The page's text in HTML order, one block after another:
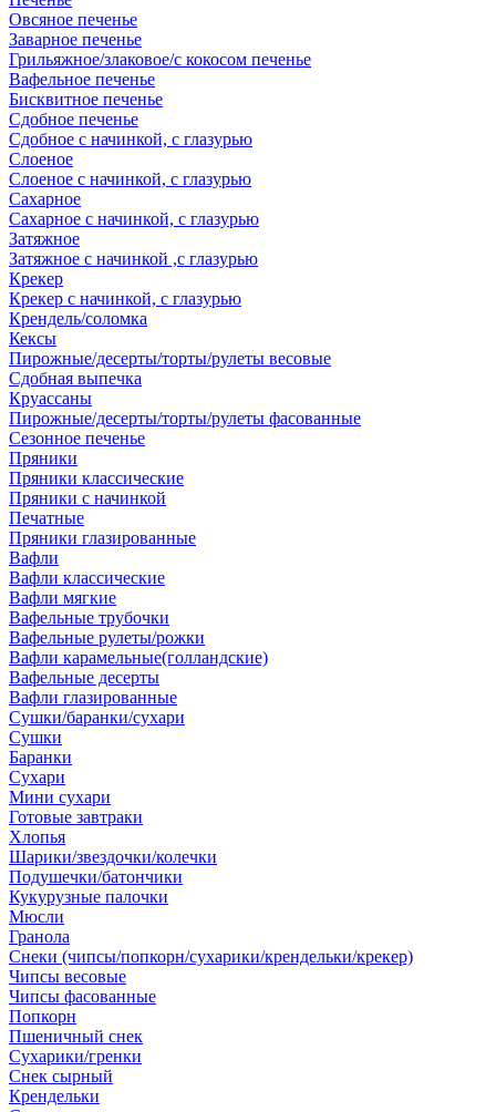
Овсяное печенье
Заварное печенье
Грильяжное/злаковое/с кокосом печенье
Вафельное печенье
Бисквитное печенье
Сдобное печенье
Сдобное с начинкой, с глазурью
Слоеное
Слоеное с начинкой, с глазурью
Сахарное
Сахарное с начинкой, с глазурью
Затяжное
Затяжное с начинкой ,с глазурью
Крекер
Крекер с начинкой, с глазурью
Крендель/соломка
Кексы
Пирожные/десерты/торты/рулеты весовые
Сдобная выпечка
Круассаны
Пирожные/десерты/торты/рулеты фасованные
Сезонное печенье
Пряники
Пряники классические
Пряники с начинкой
Печатные
Пряники глазированные
Вафли
Вафли классические
Вафли мягкие
Вафельные трубочки
Вафельные рулеты/рожки
Вафли карамельные(голландские)
Вафельные десерты
Вафли глазированные
Сушки/баранки/сухари
Сушки
Баранки
Сухари
Мини сухари
Готовые завтраки
Хлопья
Шарики/звездочки/колечки
Подушечки/батончики
Кукурузные палочки
Мюсли
Гранола
Снеки (чипсы/попкорн/сухарики/крендельки/крекер)
Чипсы весовые
Чипсы фасованные
Попкорн
Пшеничный снек
Сухарики/гренки
Снек сырный
Крендельки